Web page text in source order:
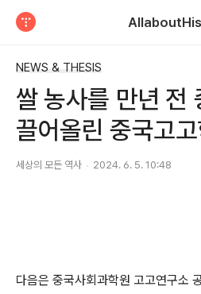
NEWS & THESIS
쌀 농사를 만년 전
끌어올린 중국고
세상의 모든 역사 2024. 6. 5. 10:48
다음은 중국사회과학원 고고연구소